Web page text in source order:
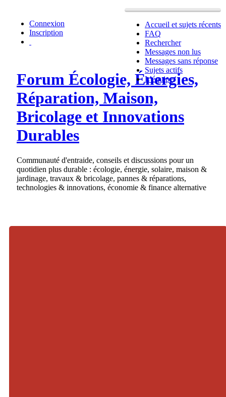
Accueil et sujets récents
FAQ
Rechercher
Messages non lus
Messages sans réponse
Sujets actifs
L’équipe
Connexion
Inscription
Forum Écologie, Énergies,
Réparation, Maison,
Bricolage et Innovations
Durables
Communauté d'entraide, conseils et discussions pour un
quotidien plus durable : écologie, énergie, solaire, maison &
jardinage, travaux & bricolage, pannes & réparations,
technologies & innovations, économie & finance alternative